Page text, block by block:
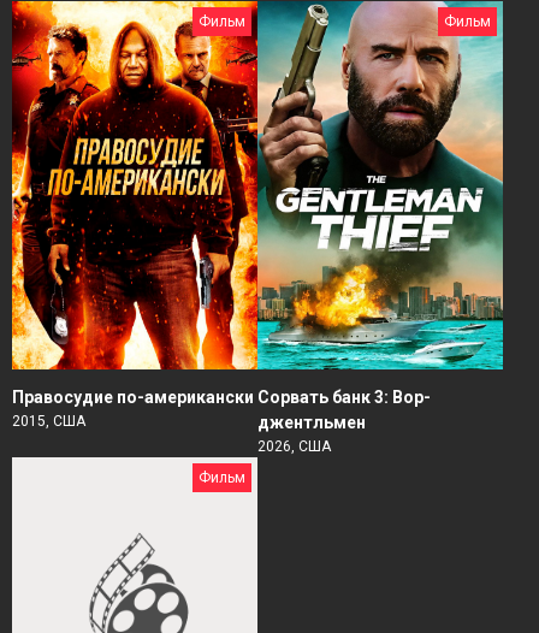
Фильм
Правосудие по-американски
2015, США
Фильм
Сорвать банк 3: Вор-
джентльмен
2026, США
Фильм